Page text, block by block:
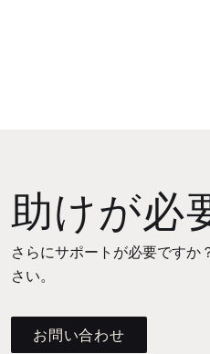
助けが必
さらにサポートが必要ですか
さい。
お問い合わせ